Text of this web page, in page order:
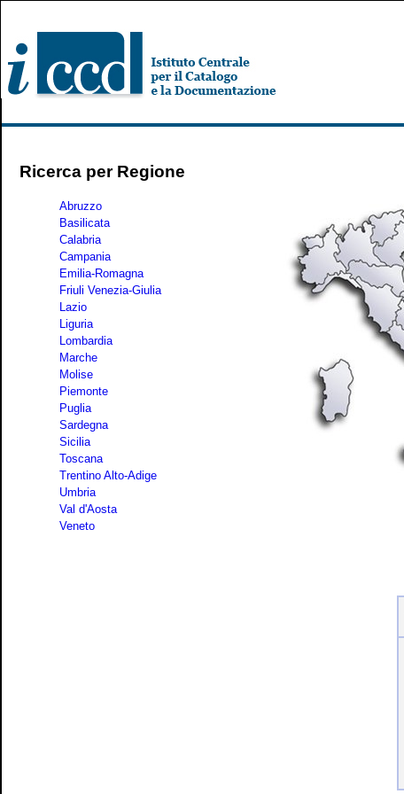
Ricerca per Regione
Abruzzo
Basilicata
Calabria
Campania
Emilia-Romagna
Friuli Venezia-Giulia
Lazio
Liguria
Lombardia
Marche
Molise
Piemonte
Puglia
Sardegna
Sicilia
Toscana
Trentino Alto-Adige
Umbria
Val d'Aosta
Veneto